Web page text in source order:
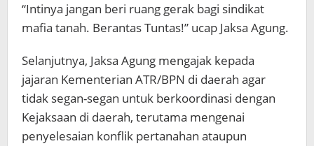
“Intinya jangan beri ruang gerak bagi sindikat
mafia tanah. Berantas Tuntas!” ucap Jaksa Agung.
Selanjutnya, Jaksa Agung mengajak kepada
jajaran Kementerian ATR/BPN di daerah agar
tidak segan-segan untuk berkoordinasi dengan
Kejaksaan di daerah, terutama mengenai
penyelesaian konflik pertanahan ataupun